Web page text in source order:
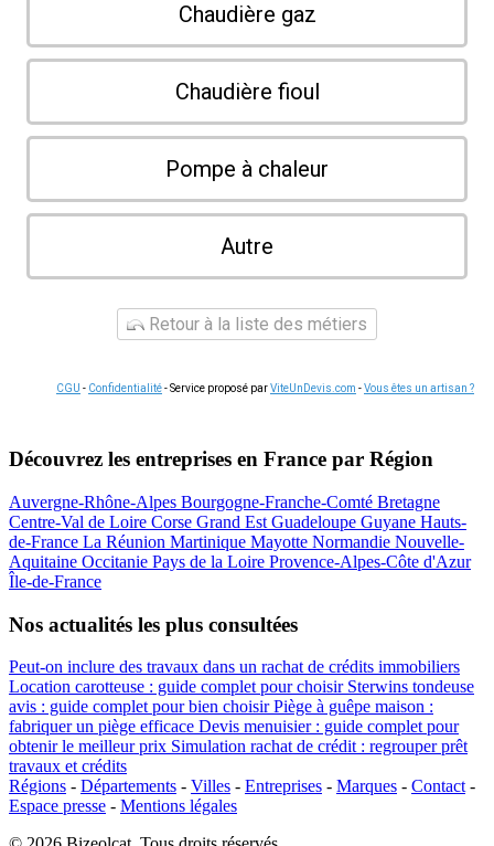
Chaudière gaz
Chaudière fioul
Pompe à chaleur
Autre
Retour à la liste des métiers
CGU - Confidentialité- Service proposé parViteUnDevis.com -Vous êtes un artisan ?
Découvrez les entreprises en France par Région
Auvergne-Rhône-Alpes Bourgogne-Franche-Comté Bretagne
Centre-Val de Loire Corse Grand Est Guadeloupe Guyane Hauts-
de-France La Réunion Martinique Mayotte Normandie Nouvelle-
Aquitaine Occitanie Pays de la Loire Provence-Alpes-Côte d'Azur
Île-de-France
Nos actualités les plus consultées
Peut-on inclure des travaux dans un rachat de crédits immobiliers
Location carotteuse : guide complet pour choisir Sterwins tondeuse
avis : guide complet pour bien choisirPiège à guêpe maison :
fabriquer un piège efficace Devis menuisier : guide complet pour
obtenir le meilleur prix Simulation rachat de crédit : regrouper prêt
travaux et crédits
Régions - Départements - Villes - Entreprises - Marques - Contact -
Espace presse - Mentions légales